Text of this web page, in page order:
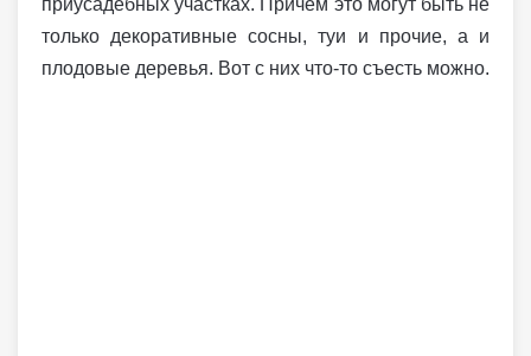
приусадебных участках. Причём это могут быть не
только декоративные сосны, туи и прочие, а и
плодовые деревья. Вот с них что-то съесть можно.